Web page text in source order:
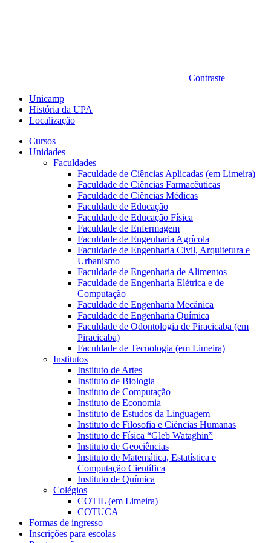
Contraste
Unicamp
História da UPA
Localização
Cursos
Unidades
Faculdades
Faculdade de Ciências Aplicadas (em Limeira)
Faculdade de Ciências Farmacêuticas
Faculdade de Ciências Médicas
Faculdade de Educação
Faculdade de Educação Física
Faculdade de Enfermagem
Faculdade de Engenharia Agrícola
Faculdade de Engenharia Civil, Arquitetura e
Urbanismo
Faculdade de Engenharia de Alimentos
Faculdade de Engenharia Elétrica e de
Computação
Faculdade de Engenharia Mecânica
Faculdade de Engenharia Química
Faculdade de Odontologia de Piracicaba (em
Piracicaba)
Faculdade de Tecnologia (em Limeira)
Institutos
Instituto de Artes
Instituto de Biologia
Instituto de Computação
Instituto de Economia
Instituto de Estudos da Linguagem
Instituto de Filosofia e Ciências Humanas
Instituto de Física “Gleb Wataghin”
Instituto de Geociências
Instituto de Matemática, Estatística e
Computação Científica
Instituto de Química
Colégios
COTIL (em Limeira)
COTUCA
Formas de ingresso
Inscrições para escolas